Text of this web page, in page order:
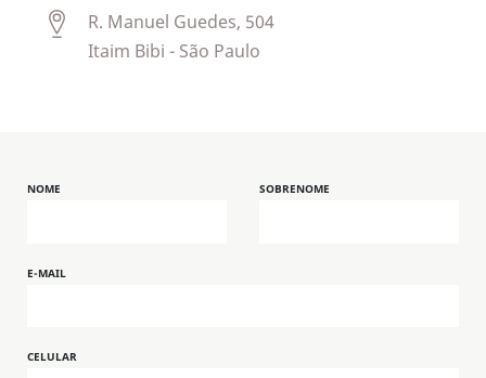
talentos.
R. Manuel Guedes, 504
Itaim Bibi - São Paulo
NOME SOBRENOME
E-MAIL
CELULAR